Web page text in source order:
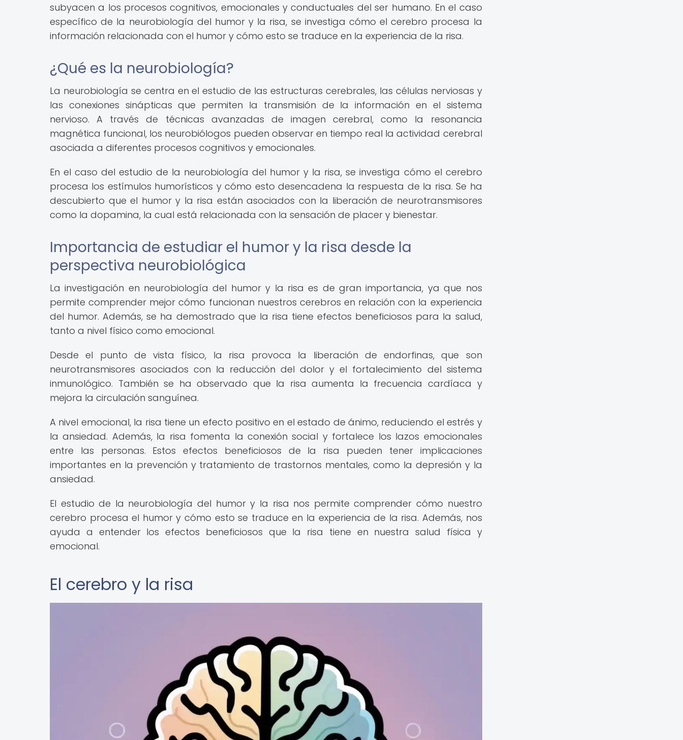
subyacen a los procesos cognitivos, emocionales y conductuales del ser humano. En el caso
específico de la neurobiología del humor y la risa, se investiga cómo el cerebro procesa la
información relacionada con el humor y cómo esto se traduce en la experiencia de la risa.
¿Qué es la neurobiología?
La neurobiología se centra en el estudio de las estructuras cerebrales, las células nerviosas y
las conexiones sinápticas que permiten la transmisión de la información en el sistema
nervioso. A través de técnicas avanzadas de imagen cerebral, como la resonancia
magnética funcional, los neurobiólogos pueden observar en tiempo real la actividad cerebral
asociada a diferentes procesos cognitivos y emocionales.
En el caso del estudio de la neurobiología del humor y la risa, se investiga cómo el cerebro
procesa los estímulos humorísticos y cómo esto desencadena la respuesta de la risa. Se ha
descubierto que el humor y la risa están asociados con la liberación de neurotransmisores
como la dopamina, la cual está relacionada con la sensación de placer y bienestar.
Importancia de estudiar el humor y la risa desde la
perspectiva neurobiológica
La investigación en neurobiología del humor y la risa es de gran importancia, ya que nos
permite comprender mejor cómo funcionan nuestros cerebros en relación con la experiencia
del humor. Además, se ha demostrado que la risa tiene efectos beneficiosos para la salud,
tanto a nivel físico como emocional.
Desde el punto de vista físico, la risa provoca la liberación de endorfinas, que son
neurotransmisores asociados con la reducción del dolor y el fortalecimiento del sistema
inmunológico. También se ha observado que la risa aumenta la frecuencia cardíaca y
mejora la circulación sanguínea.
A nivel emocional, la risa tiene un efecto positivo en el estado de ánimo, reduciendo el estrés y
la ansiedad. Además, la risa fomenta la conexión social y fortalece los lazos emocionales
entre las personas. Estos efectos beneficiosos de la risa pueden tener implicaciones
importantes en la prevención y tratamiento de trastornos mentales, como la depresión y la
ansiedad.
El estudio de la neurobiología del humor y la risa nos permite comprender cómo nuestro
cerebro procesa el humor y cómo esto se traduce en la experiencia de la risa. Además, nos
ayuda a entender los efectos beneficiosos que la risa tiene en nuestra salud física y
emocional.
El cerebro y la risa